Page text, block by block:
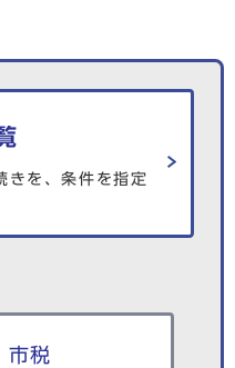
きを、条件を指定
市税